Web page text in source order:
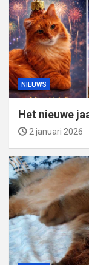
NIEUWS
Het nieuwe
2 januari 2026